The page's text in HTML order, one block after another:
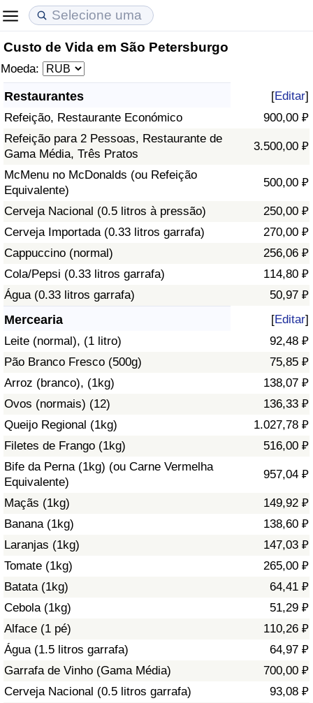
Custo de Vida em São Petersburgo
Moeda:
Restaurantes [Editar]
Refeição, Restaurante Económico
900,00 ₽
Refeição para 2 Pessoas, Restaurante de
Gama Média, Três Pratos
3.500,00 ₽
McMenu no McDonalds (ou Refeição
Equivalente)
500,00 ₽
Cerveja Nacional (0.5 litros à pressão)
250,00 ₽
Cerveja Importada (0.33 litros garrafa)
270,00 ₽
Cappuccino (normal)
256,06 ₽
Cola/Pepsi (0.33 litros garrafa)
114,80 ₽
Água (0.33 litros garrafa)
50,97 ₽
Mercearia [Editar]
Leite (normal), (1 litro)
92,48 ₽
Pão Branco Fresco (500g)
75,85 ₽
Arroz (branco), (1kg)
138,07 ₽
Ovos (normais) (12)
136,33 ₽
Queijo Regional (1kg)
1.027,78 ₽
Filetes de Frango (1kg)
516,00 ₽
Bife da Perna (1kg) (ou Carne Vermelha
Equivalente)
957,04 ₽
Maçãs (1kg)
149,92 ₽
Banana (1kg)
138,60 ₽
Laranjas (1kg)
147,03 ₽
Tomate (1kg)
265,00 ₽
Batata (1kg)
64,41 ₽
Cebola (1kg)
51,29 ₽
Alface (1 pé)
110,26 ₽
Água (1.5 litros garrafa)
64,97 ₽
Garrafa de Vinho (Gama Média)
700,00 ₽
Cerveja Nacional (0.5 litros garrafa)
93,08 ₽
Custo de Vida
Indicador de Custo de Vida
Indicador de Custo de Vida Por País
em Aqaba
Preços de Imóveis
Indicador de Preços de Imóveis
Indicador de Preços de Imóveis por País
Qualidade de Vida
Indicador de Qualidade de Vida (Atual)
Índice de qualidade de vida por país
Crime
Taxa do Indicador de Crime (Atual)
Indicador de Crime
Índice de criminalidade por país
Saúde
Indicador de Saúde (Atual)
Indicador de Saúde
Indicador de Saúde por País
Poluição
Índice de poluição
Indicador de Poluição por País
Trânsito
Indicador de Trânsito
Indicador de Trânsito (Atual)